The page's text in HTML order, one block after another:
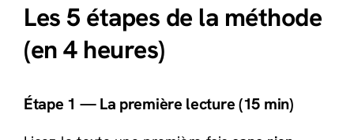
Les 5 étapes de la méthode
(en 4 heures)
Étape 1 — La première lecture (15 min)